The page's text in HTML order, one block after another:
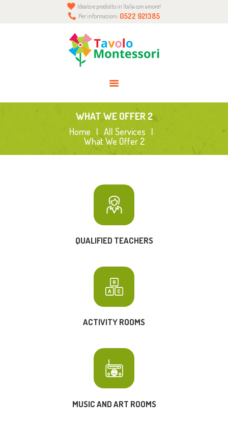
Ideato e prodotto in Italia con amore!
Per informazioni 0522 921385
WHAT WE OFFER 2
Home
All Services
What We Offer 2
ACCEDI O REGISTRATI
0 ELEMENTI
QUALIFIED TEACHERS
ACTIVITY ROOMS
MUSIC AND ART ROOMS